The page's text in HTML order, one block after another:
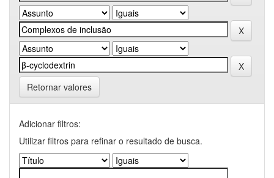
Retornar valores
Adicionar filtros:
Utilizar filtros para refinar o resultado de busca.